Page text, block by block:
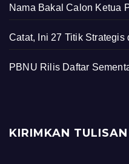
Nama Bakal Calon Ketua
Catat, Ini 27 Titik Strategis
PBNU Rilis Daftar
KIRIMKAN